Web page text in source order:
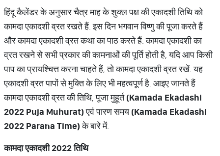
हिंदू कैलेंडर के अनुसार चैत्र माह के शुक्ल पक्ष की एकादशी तिथि को
कामदा एकादशी व्रत रखते हैं. इस दिन भगवान विष्णु की पूजा करते हैं
और कामदा एकादशी व्रत कथा का पाठ करते हैं. कामदा एकादशी का
व्रत रखने से सभी प्रकार की कामनाओं की पूर्ति होती है, यदि आप किसी
पाप का प्रायश्चित्त करना चाहते हैं, तो कामदा एकादशी व्रत रखें. यह
एकादशी व्रत पापों से मुक्ति के लिए भी महत्वपूर्ण है. आइए जानते हैं
कामदा एकादशी व्रत की तिथि, पूजा मुहूर्त(Kamada Ekadashi
2022 Puja Muhurat)एवं पारण समय(Kamada Ekadashi
2022 Parana Time)के बारे में.
कामदाएकादशी2022तिथि